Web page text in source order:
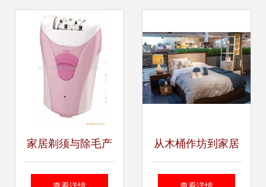
家居剃须与除毛产
品指南 高效护理必
从木桶作坊到家居
帝国 Crate &